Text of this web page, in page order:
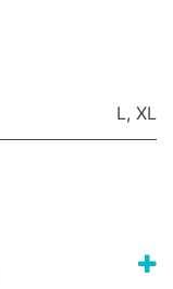
L, XL